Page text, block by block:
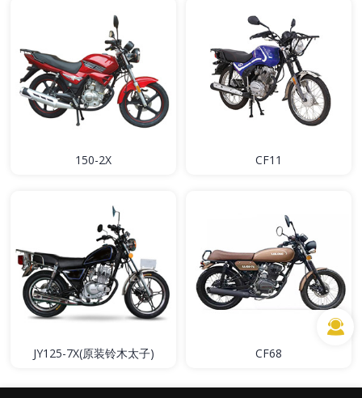
150-2X CF11
JY125-7X(原装铃木太子) CF68